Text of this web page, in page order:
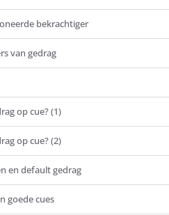
bekrachtiger
van gedrag
op cue? (1)
op cue? (2)
en default gedrag
goede cues